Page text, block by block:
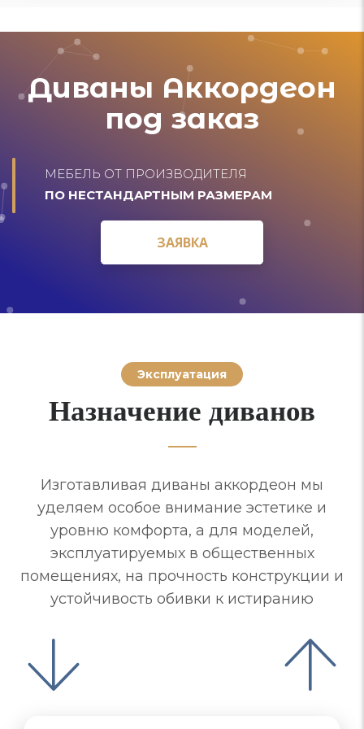
Диваны Аккордеон
под заказ
МЕБЕЛЬ ОТ ПРОИЗВОДИТЕЛЯ
ПО НЕСТАНДАРТНЫМ РАЗМЕРАМ
ЗАЯВКА
ЗАЯВКА
Эксплуатация
Назначение диванов
Изготавливая диваны аккордеон мы
уделяем особое внимание эстетике и
уровню комфорта, а для моделей,
эксплуатируемых в общественных
помещениях, на прочность конструкции и
устойчивость обивки к истиранию